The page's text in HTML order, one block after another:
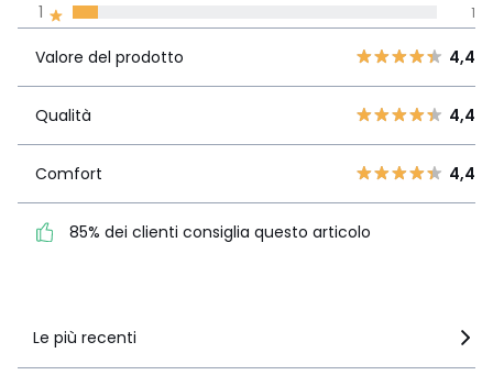
1 1
2
3 1
4
5 4,4
questo articolo
1 1
Valore del prodotto 4,4
Qualità 4,4
Comfort 4,4
85% dei clienti consiglia questo articolo
Le più recenti